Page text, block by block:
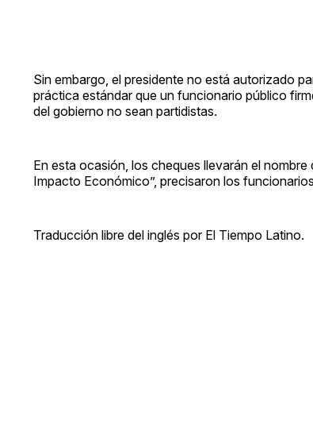
Sin embargo, el presidente no está autorizado
práctica estándar que un funcionario público
del gobierno no sean partidistas.
En esta ocasión, los cheques llevarán el
Impacto Económico”, precisaron los
Traducción libre del inglés por El Tiempo Latino.